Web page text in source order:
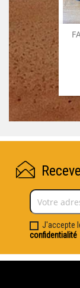
J'accepte
confidentialité